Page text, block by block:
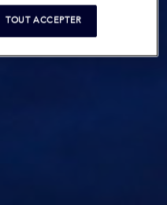
TOUT ACCEPTER